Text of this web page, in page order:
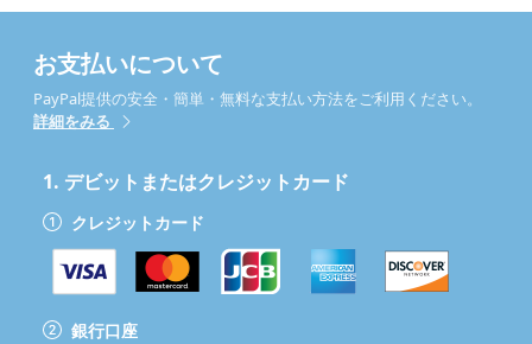
お支払いについて
PayPal提供の安全・簡単・無料な支払い方法をご利用ください。
詳細をみる
1. デビットまたはクレジットカード
クレジットカード
銀行口座